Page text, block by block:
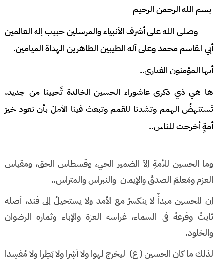
بسم الله الرحمن الرحيم
وصلى الله على أشرف الأنبياء والمرسلين حبيب إله العالمين
أبي القاسم محمد وعلى آله الطيبين الطاهرين الهداة الميامين.
أيها المؤمنون الغيارى..
ها هي ذي ذكرى عاشوراء الحسين الخالدة تًحيينا من جديد،
تَستنهضُ الهمم وتشدنا للقمم وتبعث فينا الأملَ بأن نعود خيرَ
أمةٍ أخرجت للناس..
وما الحسين للأمةِ إلاّ الضمير الحي، وقسطاس الحق، ومقياس
العزم ومَعلمَ الصدقْ والإيمان والنبراس والمتراس..
إن للحسين مبدأٌ لا ينكسرُ مع الأمد ولا يستحيلُ إلى فند، أصله
ثابتٌ وفرعهُ في السماء، غراسه العزة والإباء وثماره الرضوان
والخلود.
لذلك ما كان الحسين ( ع) ليخرج لهوا ولا أشِرا ولا بَطِرا ولا مُفسِدا